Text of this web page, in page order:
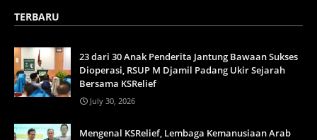
TERBARU
23 dari 30 Anak Penderita Jantung Bawaan Sukses
Dioperasi, RSUP M Djamil Padang Ukir Sejarah
Bersama KSRelief
July 30, 2026
Mengenal KSRelief, Lembaga Kemanusiaan Arab